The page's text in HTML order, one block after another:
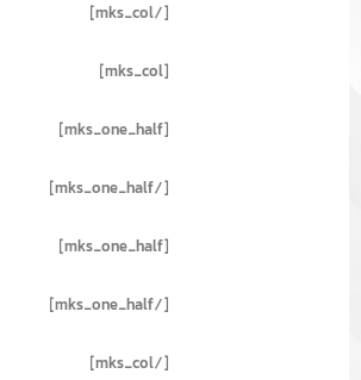
[/mks_col]
[mks_col]
[mks_one_half]
[/mks_one_half]
[mks_one_half]
[/mks_one_half]
[/mks_col]